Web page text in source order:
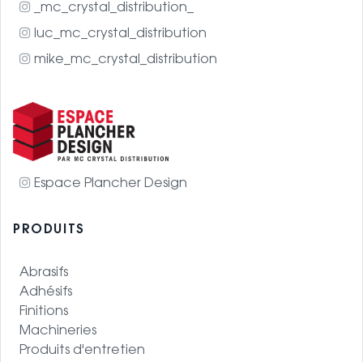
_mc_crystal_distribution_
luc_mc_crystal_distribution
mike_mc_crystal_distribution
Espace Plancher Design
PRODUITS
Abrasifs
Adhésifs
Finitions
Machineries
Produits d'entretien